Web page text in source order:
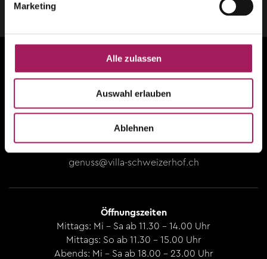
Marketing
Alle zulassen
Auswahl erlauben
Ablehnen
genuss@villa-schweizerhof.ch
Öffnungszeiten
Mittags: Mi – Sa ab 11.30 - 14.00 Uhr
Mittags: So ab 11.30 - 15.00 Uhr
Abends: Mi – Sa ab 18.00 - 23.00 Uhr